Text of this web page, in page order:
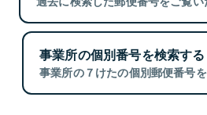
事業所の個別番号を検索する
事業所の７けたの個別郵便番号を